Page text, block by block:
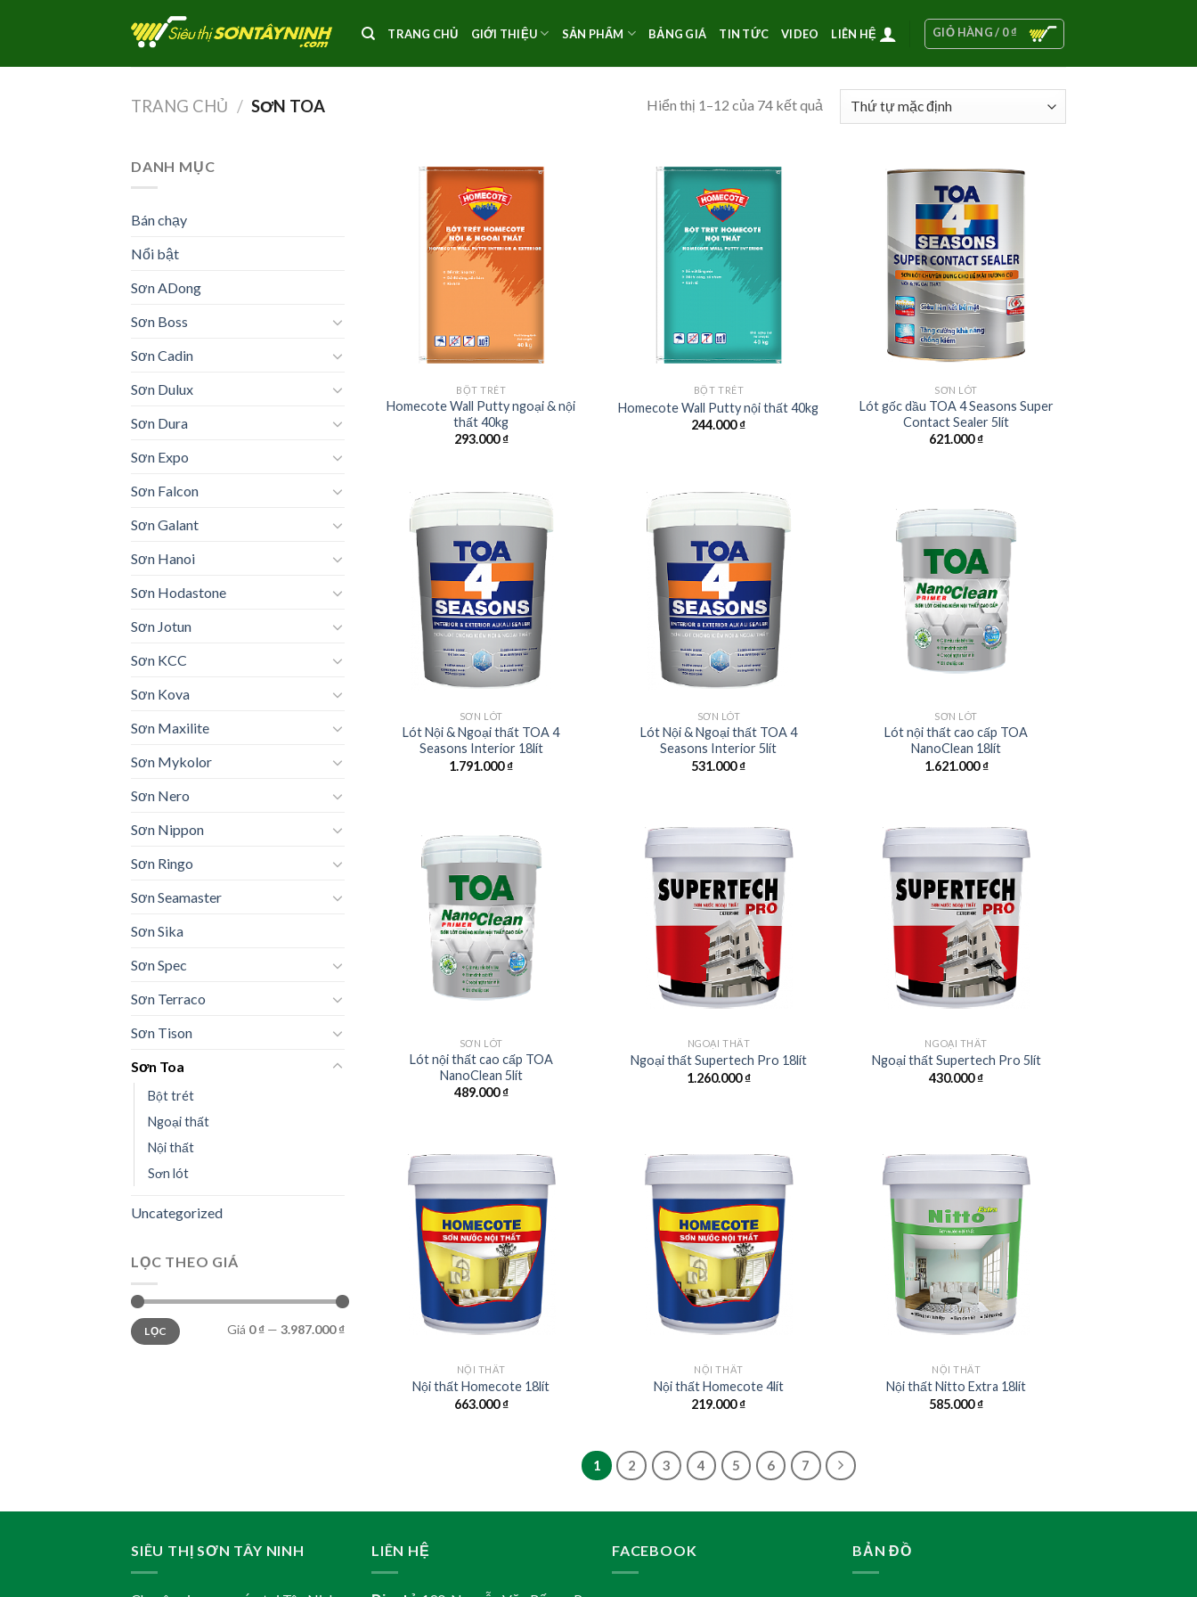
TRANG CHỦ GIỚI THIỆU SẢN PHẨM BẢNG GIÁ TIN TỨC VIDEO LIÊN HỆ GIỎ HÀNG / 0₫
TRANG CHỦ / SƠN TOA Hiển thị 1–12 của 74 kết quả
DANH MỤC
Bán chạy
Nổi bật
Sơn ADong
Sơn Boss
Sơn Cadin
Sơn Dulux
Sơn Dura
Sơn Expo
Sơn Falcon
Sơn Galant
Sơn Hanoi
Sơn Hodastone
Sơn Jotun
Sơn KCC
Sơn Kova
Sơn Maxilite
Sơn Mykolor
Sơn Nero
Sơn Nippon
Sơn Ringo
Sơn Seamaster
Sơn Sika
Sơn Spec
Sơn Terraco
Sơn Tison
Sơn Toa
Bột trét
Ngoại thất
Nội thất
Sơn lót
Uncategorized
LỌC THEO GIÁ
Giá
thấp
nhất
Giá
cao
nhất
LỌC Giá 0 ₫ — 3.987.000 ₫
BỘT TRÉT
Homecote Wall Putty ngoại & nội
thất 40kg
293.000₫
BỘT TRÉT
Homecote Wall Putty nội thất 40kg
244.000₫
SƠN LÓT
Lót gốc dầu TOA 4 Seasons Super
Contact Sealer 5lít
621.000₫
SƠN LÓT
Lót Nội & Ngoại thất TOA 4
Seasons Interior 18lít
1.791.000₫
SƠN LÓT
Lót Nội & Ngoại thất TOA 4
Seasons Interior 5lít
531.000₫
SƠN LÓT
Lót nội thất cao cấp TOA
NanoClean 18lít
1.621.000₫
SƠN LÓT
Lót nội thất cao cấp TOA
NanoClean 5lít
489.000₫
NGOẠI THẤT
Ngoại thất Supertech Pro 18lít
1.260.000₫
NGOẠI THẤT
Ngoại thất Supertech Pro 5lít
430.000₫
NỘI THẤT
Nội thất Homecote 18lít
663.000₫
NỘI THẤT
Nội thất Homecote 4lít
219.000₫
NỘI THẤT
Nội thất Nitto Extra 18lít
585.000₫
1 2 3 4 5 6 7
SIÊU THỊ SƠN TÂY NINH LIÊN HỆ FACEBOOK BẢN ĐỒ